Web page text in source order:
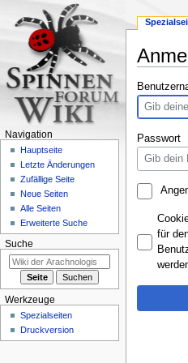
Zur
Navigation
springen
Zur
Suche
springen
Passwort
für
Navigation
Hauptseite
Letzte Änderungen
Zufällige Seite
Neue Seiten
Alle Seiten
Erweiterte Suche
Suche
Werkzeuge
Spezialseiten
Druckversion